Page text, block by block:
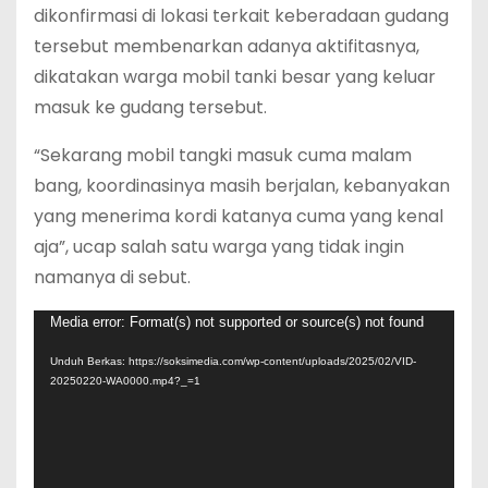
dikonfirmasi di lokasi terkait keberadaan gudang
tersebut membenarkan adanya aktifitasnya,
dikatakan warga mobil tanki besar yang keluar
masuk ke gudang tersebut.
“Sekarang mobil tangki masuk cuma malam
bang, koordinasinya masih berjalan, kebanyakan
yang menerima kordi katanya cuma yang kenal
aja”, ucap salah satu warga yang tidak ingin
namanya di sebut.
Media error: Format(s) not supported or source(s) not found
Unduh Berkas: https://soksimedia.com/wp-content/uploads/2025/02/VID-
20250220-WA0000.mp4?_=1